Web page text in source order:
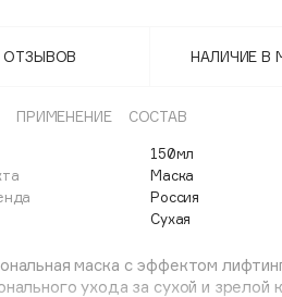
ОТЗЫВОВ НАЛИЧИЕ В
ПРИМЕНЕНИЕ СОСТАВ
150мл
Маска
Россия
Сухая
маска с эффектом
ухода за сухой и зрелой